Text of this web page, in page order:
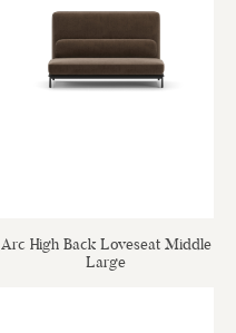
Arc High Back Loveseat Middle
Large